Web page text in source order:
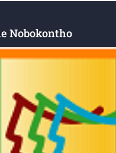
Nobokontho